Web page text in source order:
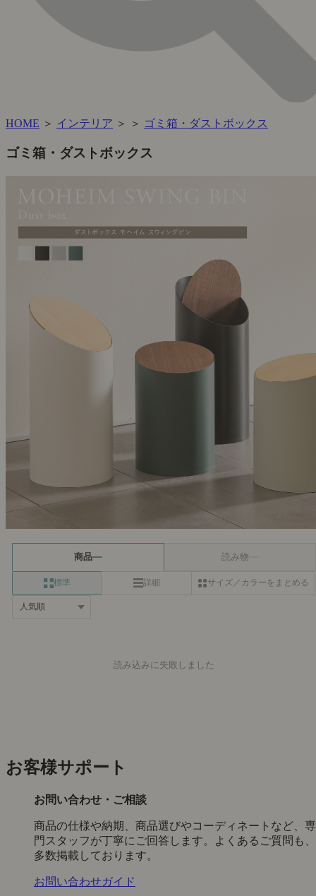
HOME ＞ インテリア ＞ ＞ ゴミ箱・ダストボックス
ゴミ箱・ダストボックス
商品 読み物
標準 詳細 サイズ／カラーをまとめる
読み込みに失敗しました
お客様サポート
お問い合わせ・ご相談
商品の仕様や納期、商品選びやコーディネートなど、専
門スタッフが丁寧にご回答します。よくあるご質問も、
多数掲載しております。
お問い合わせガイド